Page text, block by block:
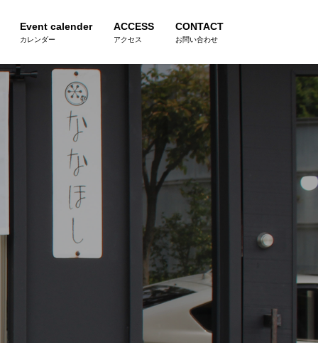
Event calender
カレンダー
ACCESS
アクセス
CONTACT
お問い合わせ